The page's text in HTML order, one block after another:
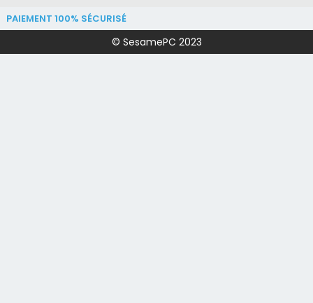
PAIEMENT 100% SÉCURISÉ
© SesamePC 2023